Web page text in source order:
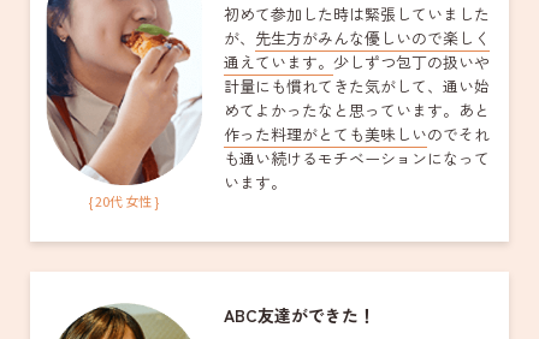
{ 20代 女性 }
初めて参加した時は緊張していました
が、 先生方がみんな優しいので楽しく
通えています。 少しずつ包丁の扱いや
計量にも慣れてきた気がして、通い始
めてよかったなと思っています。あと
作った料理がとても美味しいのでそれ
も通い続けるモチベーションになって
います。
ABC友達ができた！